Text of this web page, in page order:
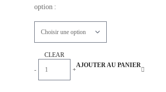
option :
CLEAR
- +
AJOUTER AU PANIER